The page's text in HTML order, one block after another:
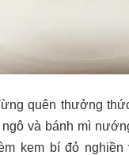
quên thưởng
và bánh mì
kem bí đỏ nghiền